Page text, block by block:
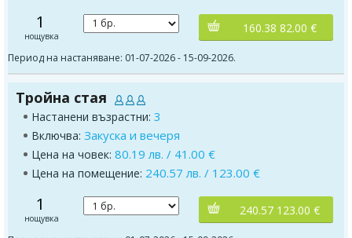
1
нощувка
160.38 82.00 €
Период на настаняване: 01-07-2026 - 15-09-2026.
Тройна стая
Настанени възрастни: 3
Включва: Закуска и вечеря
Цена на човек: 80.19 лв. / 41.00 €
Цена на помещение: 240.57 лв. / 123.00 €
1
нощувка
240.57 123.00 €